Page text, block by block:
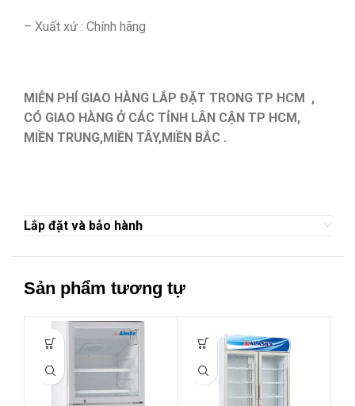
– Xuất xứ : Chính hãng
MIỄN PHÍ GIAO HÀNG LẮP ĐẶT TRONG TP HCM ,
CÓ GIAO HÀNG Ở CÁC TỈNH LÂN CẬN TP HCM,
MIỀN TRUNG,MIỀN TÂY,MIỀN BẮC .
Lắp đặt và bảo hành
Sản phẩm tương tự